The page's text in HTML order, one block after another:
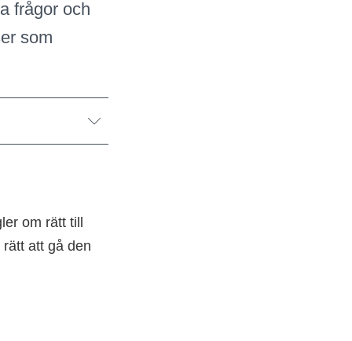
frågor och
som
om rätt till
att gå den